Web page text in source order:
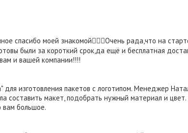
спасибо моей знакомой👍🏼😃Очень рада,что на
были за короткий срок,да ещё и бесплатная
и вашей компании!!!!
изготовления пакетов с логотипом. Менеджер
составить макет, подобрать нужный материал и цвет.
вам большое.